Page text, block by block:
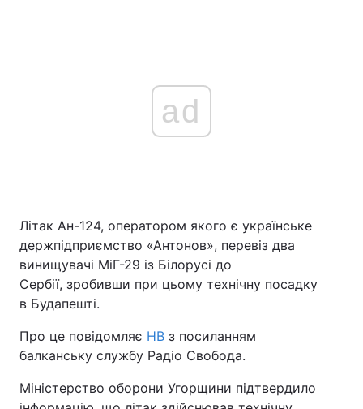
ad
Літак Ан-124, оператором якого є українське
держпідприємство «Антонов», перевіз два
винищувачі МіГ-29 із Білорусі до
Сербії, зробивши при цьому технічну посадку
в Будапешті.
Про це повідомляє НВ з посиланням
балканську службу Радіо Свобода.
Міністерство оборони Угорщини підтвердило